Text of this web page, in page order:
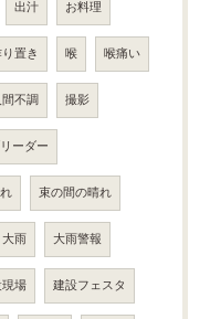
出汁 お料理
り置き 喉 喉痛い
間不調 撮影
ーダー
束の間の晴れ
大雨 大雨警報
現場 建設フェスタ